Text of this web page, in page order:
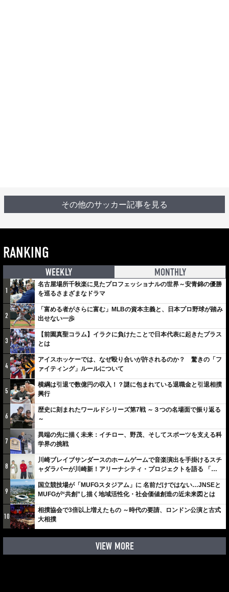
その他のサッカー記事を見る
RANKING
WEEKLY MONTHLY
1
名古屋場所千秋楽に見たプロフェッショナルの世界～安青錦の優勝
を巡るさまざまなドラマ
2
「富める者がさらに富む」MLBの資本主義と、日本プロ野球が踏み
出せない一歩
3
【前園真聖コラム】イラクに負けたことで日本代表に起きたプラス
とは
4
アイスホッケーでは、なぜ殴り合いが許されるのか？ 驚きの「フ
ァイティング」ルールについて
5
横綱は引退で数億円の収入！？謎に包まれている退職金と引退相撲
興行
6
歴史に刻まれたワールドシリーズ第7戦 ～３つの名場面で振り返る
～
7
異端の先に描く未来：イチロー、野茂、そしてスポーツを支える科
学界の挑戦
8
川崎ブレイブサンダースのホームゲームで音楽演出を手掛けるスチ
ャダラパーが川崎新！アリーナシティ・プロジェクトを語る 「楽
しみでしかないでしょ。川崎は、ずっと成長曲線だから」
9
国立競技場が「MUFGスタジアム」に 名前だけではない…JNSEと
MUFGが“共創”し描く地域活性化・社会価値創造の近未来図とは
10
相撲協会で3倍以上増えたもの ～時代の要請、ロンドン公演と古式
大相撲
VIEW MORE